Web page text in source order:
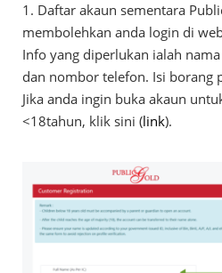
1. Daftar akaun sementara
membolehkan anda login di
Info yang diperlukan ialah
dan nombor telefon. Isi borang
Jika anda ingin buka akaun
<18tahun, klik sini (link).